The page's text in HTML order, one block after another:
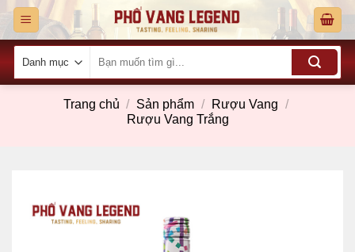
Skip
content
kiếm:
Trang chủ / Sản phẩm / Rượu Vang /
Rượu Vang Trắng